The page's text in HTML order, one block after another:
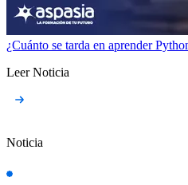
¿Cuánto se tarda en aprender
Leer Noticia
Noticia